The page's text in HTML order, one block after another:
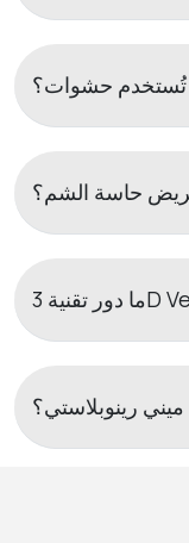
حشوات؟
حاسة الشم؟
رينوبلاستي؟